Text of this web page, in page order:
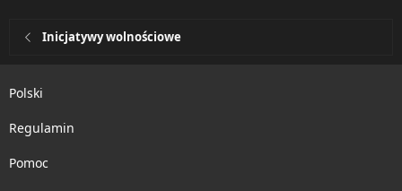
Inicjatywy wolnościowe
Polski
Regulamin
Pomoc